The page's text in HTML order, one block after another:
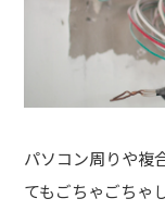
パソコン周りや複
てもごちゃごちゃ